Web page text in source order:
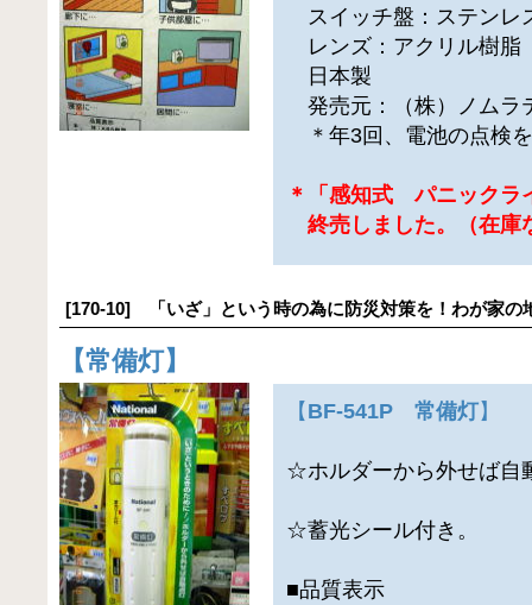
スイッチ盤：ステンレ
レンズ：アクリル樹脂
日本製
発売元：（株）ノムラ
＊年3回、電池の点検
＊「感知式 パニックラ
終売しました。（在庫
[170-10] 「いざ」という時の為に防災対策を！わが家の
【常備灯】
【 BF-541P 常備灯】
☆ホルダーから外せば自
☆蓄光シール付き。
■品質表示